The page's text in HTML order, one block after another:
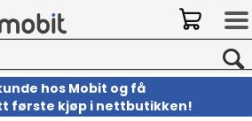
hos Mobit og få
første kjøp i nettbutikken!